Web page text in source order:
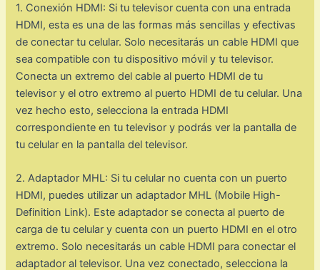
1. Conexión HDMI: Si tu televisor cuenta con una entrada
HDMI, esta es una de las formas más sencillas y efectivas
de conectar tu celular. Solo necesitarás un cable HDMI que
sea compatible con tu dispositivo móvil y tu televisor.
Conecta un extremo del cable al puerto HDMI de tu
televisor y el otro extremo al puerto HDMI de tu celular. Una
vez hecho esto, selecciona la entrada HDMI
correspondiente en tu televisor y podrás ver la pantalla de
tu celular en la pantalla del televisor.
2. Adaptador MHL: Si tu celular no cuenta con un puerto
HDMI, puedes utilizar un adaptador MHL (Mobile High-
Definition Link). Este adaptador se conecta al puerto de
carga de tu celular y cuenta con un puerto HDMI en el otro
extremo. Solo necesitarás un cable HDMI para conectar el
adaptador al televisor. Una vez conectado, selecciona la